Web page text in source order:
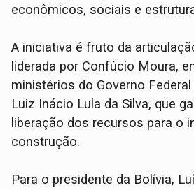
econômicos, sociais e
A iniciativa é fruto da
liderada por Confúcio Moura,
ministérios do Governo
Luiz Inácio Lula da Silva, que
liberação dos recursos para o
construção.
Para o presidente da Bolívia,